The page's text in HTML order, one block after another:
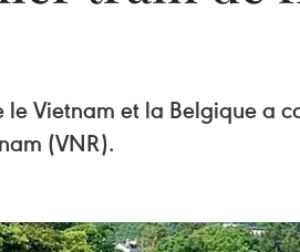
le Vietnam et la Belgique
(VNR).